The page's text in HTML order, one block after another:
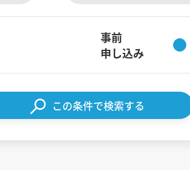
事前
申し込み
この条件で検索する